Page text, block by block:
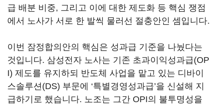
급 배분 비중, 그리고 이에 대한 제도화 등 핵심 쟁점
에서 노사가 서로 한 발씩 물러선 절충안인 셈입니다.
이번 잠정합의안의 핵심은 성과급 기준을 나눴다는
것입니다. 삼성전자 노사는 기존 초과이익성과급(OP
I) 제도를 유지하되 반도체 사업을 맡고 있는 디바이
스솔루션(DS) 부문에 ‘특별경영성과급’을 신설해 지
급하기로 했습니다. 노조는 그간 OPI의 불투명성을